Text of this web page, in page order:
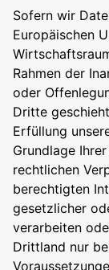
Sofern wir
Europäischen
Rahmen der
oder
Dritte
Erfüllung
Grundlage
rechtlichen
berechtigten
gesetzlicher
verarbeiten
Drittland nur